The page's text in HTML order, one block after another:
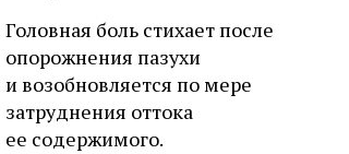
Головная боль стихает после
опорожнения пазухи
и возобновляется по мере
затруднения оттока
ее содержимого.